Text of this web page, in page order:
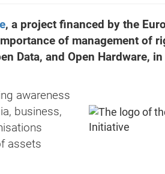
, a project financed by the
of management of
Data, and Open Hardware, in
awareness
business,
assets